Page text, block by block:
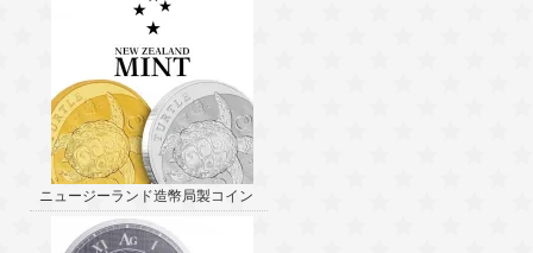
ニュージーランド造幣局製コイン